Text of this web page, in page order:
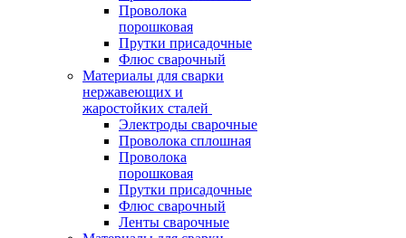
Проволока
порошковая
Прутки присадочные
Флюс сварочный
Материалы для сварки
нержавеющих и
жаростойких сталей
Электроды сварочные
Проволока сплошная
Проволока
порошковая
Прутки присадочные
Флюс сварочный
Ленты сварочные